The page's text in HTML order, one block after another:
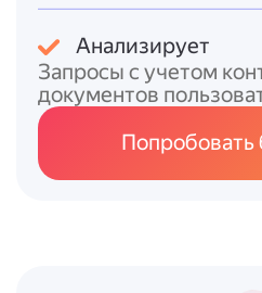
Анализирует
Запросы с учетом
документов
Попробовать